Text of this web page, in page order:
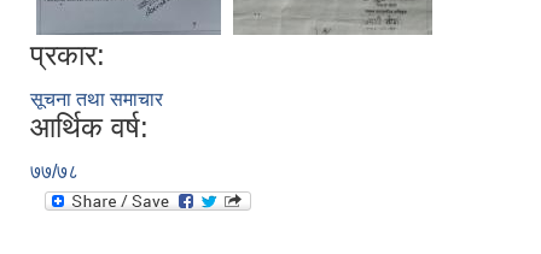
प्रकार:
सूचना तथा समाचार
आर्थिक वर्ष:
७७/७८